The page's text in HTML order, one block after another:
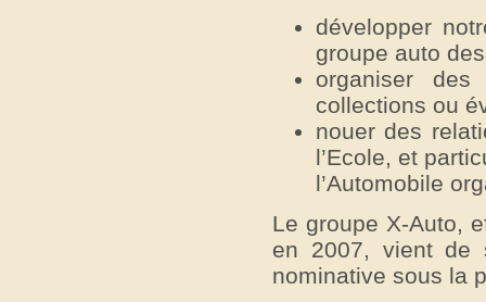
développer
groupe auto
organiser
collections ou
nouer des
l’Ecole, et
l’Automobile
Le groupe X-Auto,
en 2007, vient de
nominative sous la